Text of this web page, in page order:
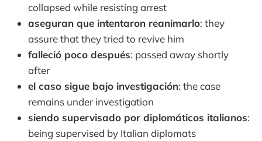
collapsed while resisting arrest
aseguran que intentaron reanimarlo: they
assure that they tried to revive him
falleció poco después: passed away shortly
after
el caso sigue bajo investigación: the case
remains under investigation
siendo supervisado por diplomáticos italianos:
being supervised by Italian diplomats